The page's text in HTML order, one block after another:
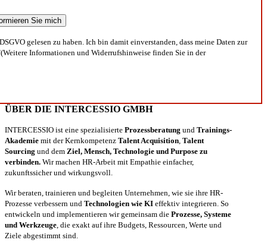
gelesen zu haben. Ich bin damit einverstanden, dass meine Daten zur
Informationen und Widerrufshinweise finden Sie in der
ÜBER DIE INTERCESSIO GMBH
INTERCESSIO ist eine spezialisierte Prozessberatung und Trainings-
Akademie mit der Kernkompetenz Talent Acquisition Talent
Sourcing und dem Ziel, Mensch, Technologie und Purpose zu
verbinden. Wir machen HR-Arbeit mit Empathie einfacher,
zukunftssicher und wirkungsvoll.
Wir beraten, trainieren und begleiten Unternehmen, wie sie ihre HR-
Prozesse verbessern und Technologien wie KI effektiv integrieren. So
entwickeln und implementieren wir gemeinsam die Prozesse, Systeme
und Werkzeuge , die exakt auf ihre Budgets, Ressourcen, Werte und
Ziele abgestimmt sind.